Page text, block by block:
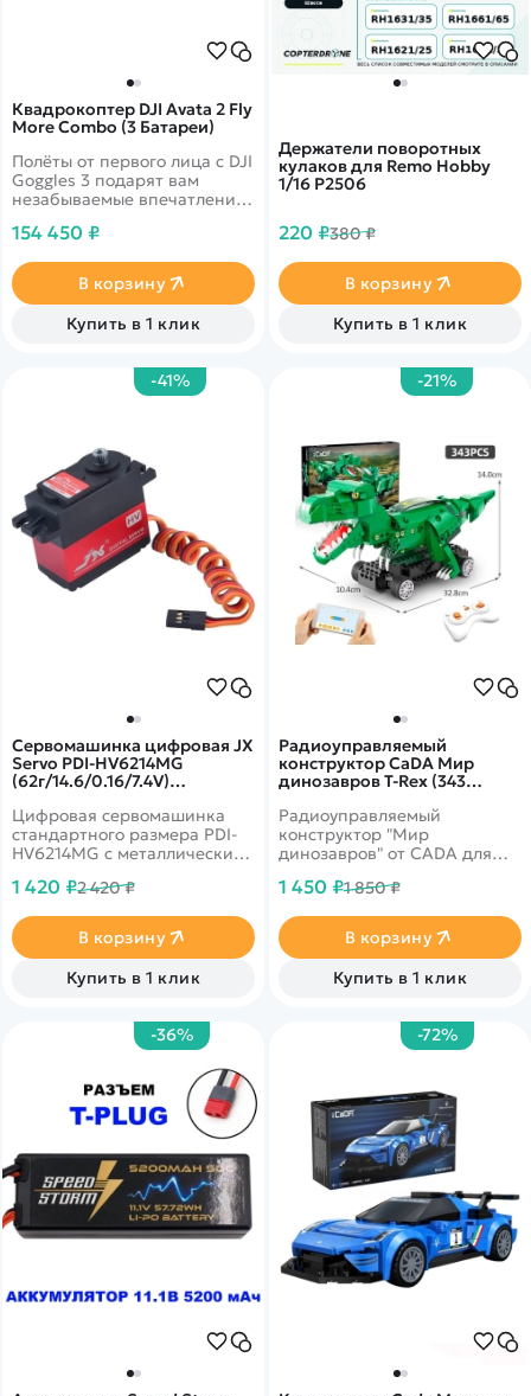
Держатели поворотных
кулаков для Remo Hobby
1/16 P2506
220 ₽380 ₽
В корзину
Купить в 1 клик
Квадрокоптер DJI Avata 2 Fly
More Combo (3 Батареи)
Полёты от первого лица с DJI
Goggles 3 подарят вам
незабываемые впечатления.
высококачественным
минимальной задержкой
видео. Функция Real View
PiP позволяет
просматривать изображение
154 450 ₽
В корзину
Купить в 1 клик
-41%
Сервомашинка цифровая JX
Servo PDI-HV6214MG
(62г/14.6/0.16/7.4V)
Цифровая сервомашинка
стандартного размера PDI-
HV6214MG с металлическим
центральной частью корпуса
High Voltage. Вес: 62 г,
усилие на валу: 12.8 кг/см
(6.0V), 14.6 кг/см (7.4V),
скорость: 0.18 с/60° (6.0V),
1 420 ₽2 420 ₽
В корзину
Купить в 1 клик
-21%
Радиоуправляемый
конструктор CaDA Мир
динозавров T-Rex (343
Радиоуправляемый
конструктор "Мир
динозавров" от CADA для
деталей. Лапы динозавра
Управлять моделью можно
при помощи пульта
управления или приложения
на телефоне, можно выбрать
вариантов управления.
1 450 ₽1 850 ₽
В корзину
Купить в 1 клик
-36% -72%